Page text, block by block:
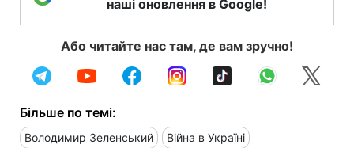
наші оновлення в Google!
Або читайте нас там, де вам зручно!
Більше по темі:
Володимир Зеленський Війна в Україні